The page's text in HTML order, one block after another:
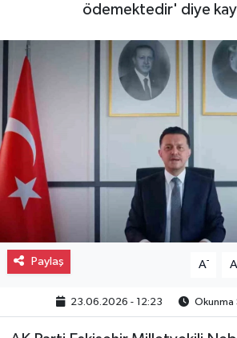
ödemektedir' diye
Paylaş A- A
23.06.2026 - 12:23 Okunma